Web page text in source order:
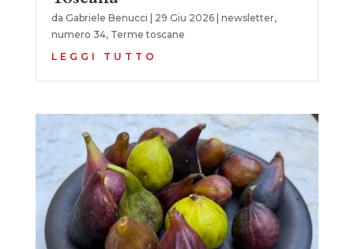
da Gabriele Benucci | 29 Giu 2026| newsletter,
numero 34, Terme toscane
LEGGI TUTTO